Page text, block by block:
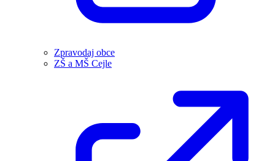
Zpravodaj obce
ZŠ a MŠ Cejle